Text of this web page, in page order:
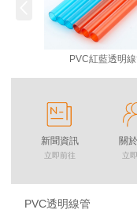
PVC紅藍透明
新聞資訊
立即前往
關
立
PVC透明線管